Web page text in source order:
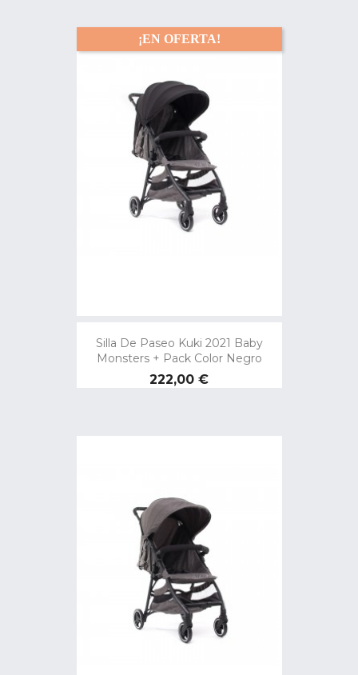
Silla De Paseo Kuki 2021 Baby
Monsters + Pack Color Negro
Precio
222,00 €
¡EN OFERTA!